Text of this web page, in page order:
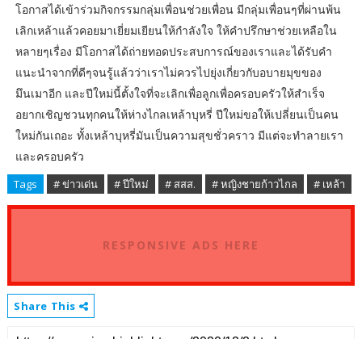
โอกาสได้เข้าร่วมกิจกรรมกลุ่มเพื่อนช่วยเพื่อน มีกลุ่มเพื่อนๆที่ผ่านพ้น
เลิกเหล้าแล้วคอยมาเยี่ยมเยียนให้กำลังใจ ให้คำปรึกษาช่วยเหลือใน
หลายๆเรื่อง มีโอกาสได้ถ่ายทอดประสบการณ์ของเราและได้รับคำ
แนะนำจากที่ดีๆจนรู้แล้วว่าเราไม่ควรไปยุ่งเกี่ยวกับอบายมุขของ
มึนเมาอีก และปีใหม่นี้ตั้งใจที่จะเลิกเพื่อลูกเพื่อครอบครัวให้สำเร็จ
อยากเชิญชวนทุกคนให้ห่างไกลเหล้าบุหรี่ ปีใหม่ขอให้เปลี่ยนเป็นคน
ใหม่กันเถอะ ทั้งเหล้าบุหรี่มันเป็นความสุขชั่วคราว มีแต่จะทำลายเรา
และครอบครัว
Tags # ข่าวเด่น # ปีใหม่ # สสส. # หญิงชายก้าวไกล # เหล้า
RESPONSIVE ADS HERE
Share This